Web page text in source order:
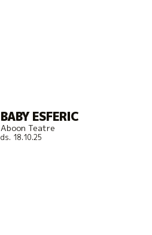
BABY ESFERIC
Aboon Teatre
ds. 18.10.25